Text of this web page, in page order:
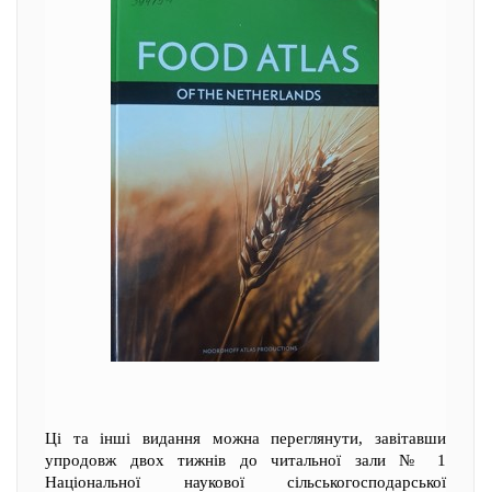
Ці та інші видання можна переглянути, завітавши
упродовж двох тижнів до читальної зали № 1
Національної наукової сільськогосподарської